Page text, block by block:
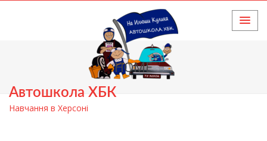
Автошкола ХБК
Навчання в Херсоні
HOME